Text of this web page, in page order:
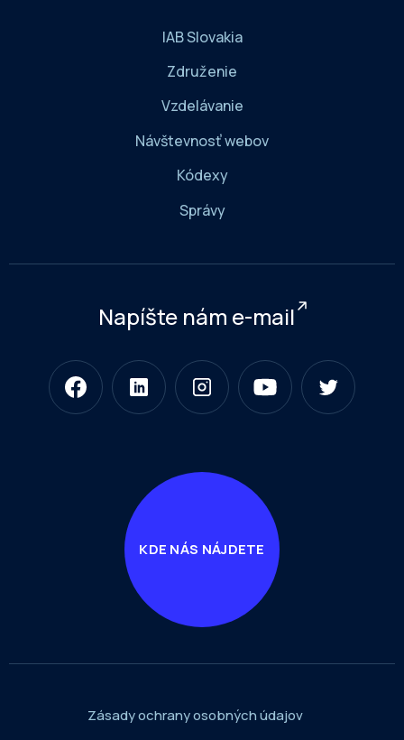
IAB Slovakia
Združenie
Vzdelávanie
Návštevnosť webov
Kódexy
Správy
Napíšte nám e-mail
KDE NÁS NÁJDETE
Zásady ochrany osobných údajov